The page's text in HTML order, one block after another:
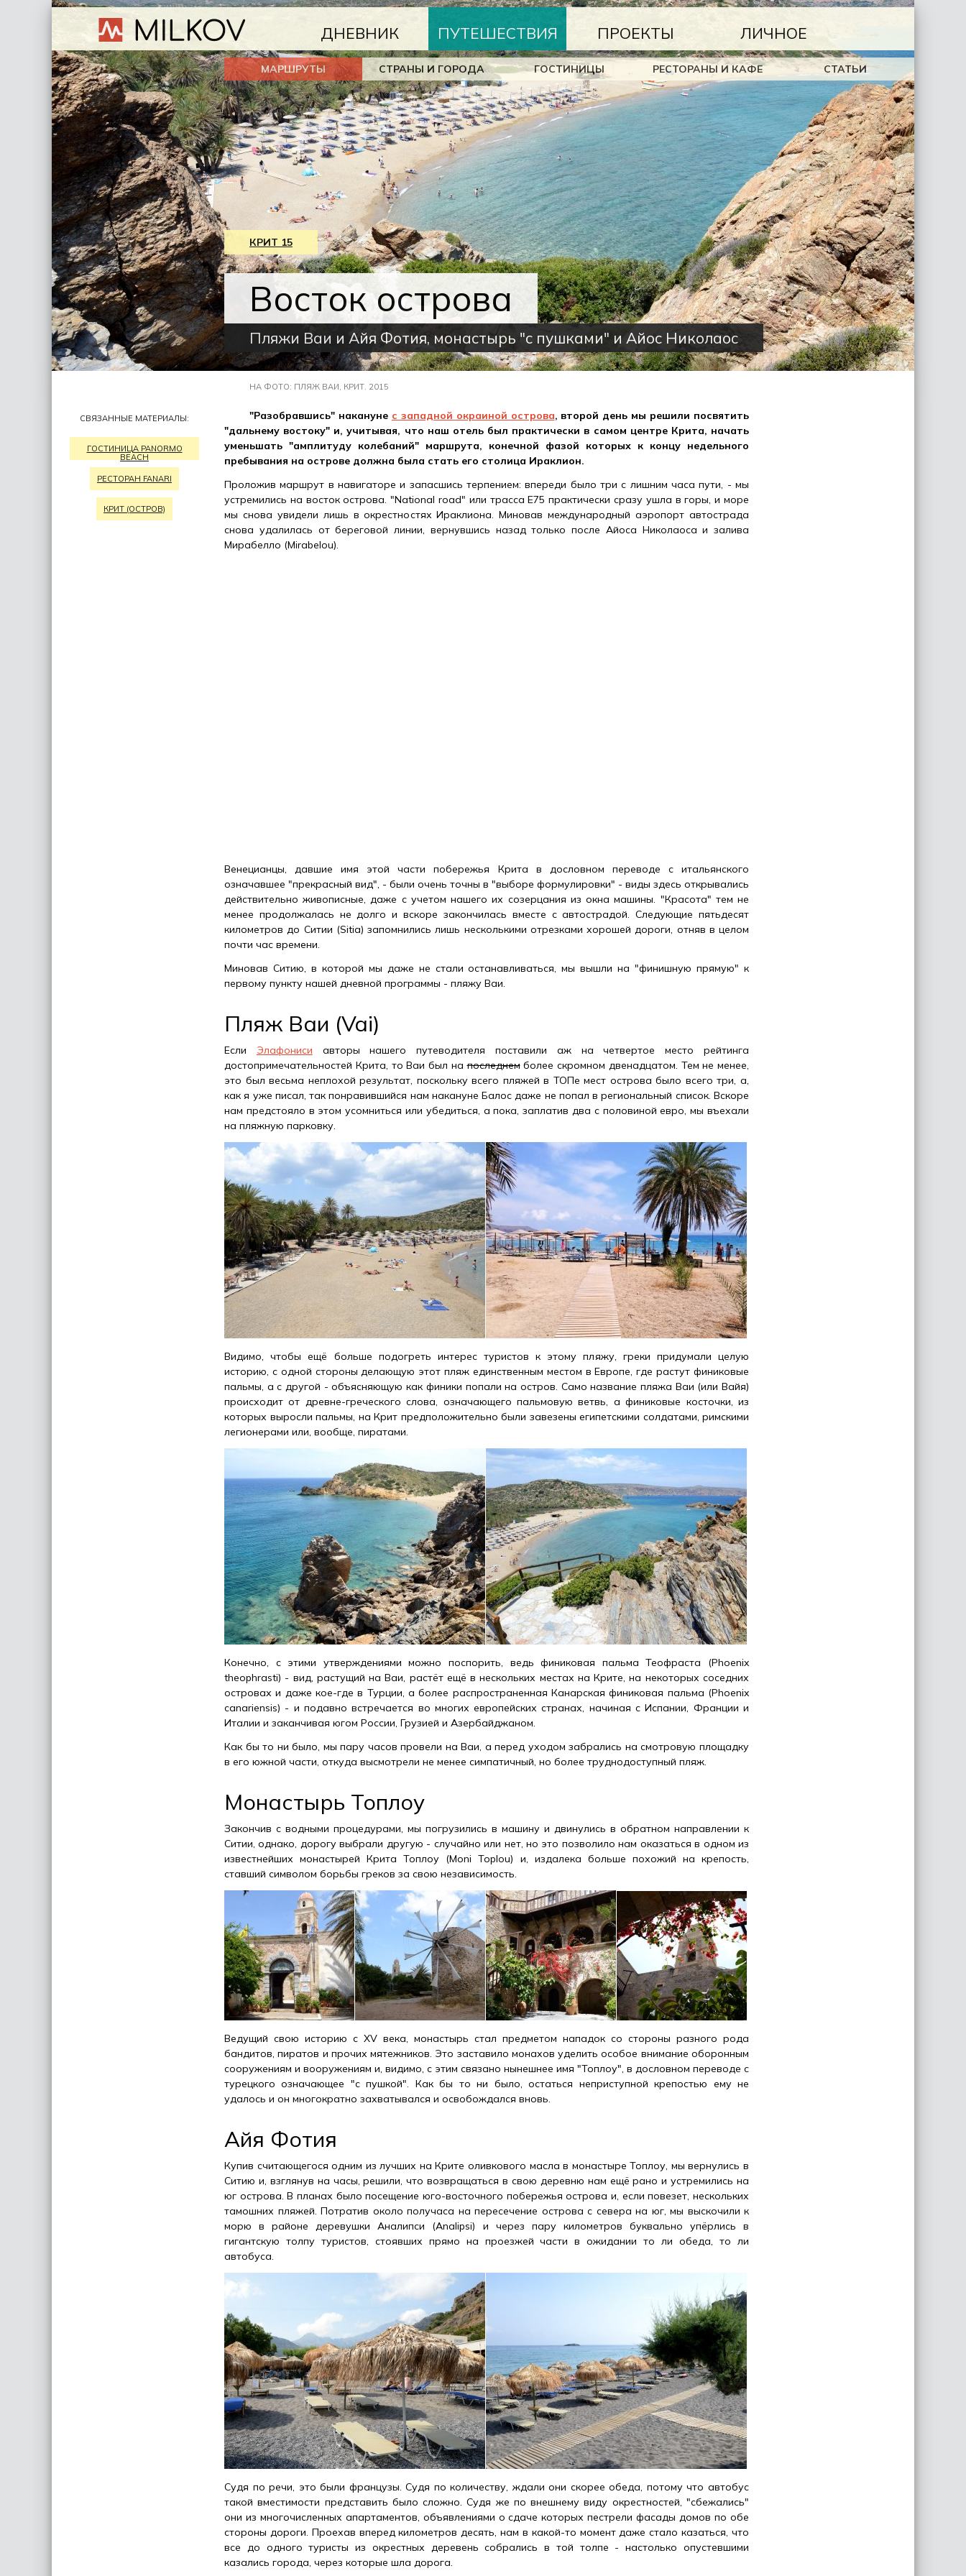
ДНЕВНИК ПУТЕШЕСТВИЯ
МАРШРУТЫ СТРАНЫ И ГОРОДА ГОСТИНИЦЫ РЕСТОРАНЫ И КАФЕ СТАТЬИ
ПРОЕКТЫ ЛИЧНОЕ
КРИТ 15
Восток острова
Пляжи Ваи и Айя Фотия, монастырь "с пушками" и Айос Николаос
НА ФОТО: ПЛЯЖ ВАИ, КРИТ. 2015
СВЯЗАННЫЕ МАТЕРИАЛЫ:
ГОСТИНИЦА PANORMO
BEACH
РЕСТОРАН FANARI
КРИТ (ОСТРОВ)
"Разобравшись" накануне с западной окраиной острова, второй день мы решили посвятить
"дальнему востоку" и, учитывая, что наш отель был практически в самом центре Крита, начать
уменьшать "амплитуду колебаний" маршрута, конечной фазой которых к концу недельного
пребывания на острове должна была стать его столица Ираклион.
Проложив маршрут в навигаторе и запасшись терпением: впереди было три с лишним часа пути, - мы
устремились на восток острова. "National road" или трасса E75 практически сразу ушла в горы, и море
мы снова увидели лишь в окрестностях Ираклиона. Миновав международный аэропорт автострада
снова удалилась от береговой линии, вернувшись назад только после Айоса Николаоса и залива
Мирабелло (Mirabelou).
Венецианцы, давшие имя этой части побережья Крита в дословном переводе с итальянского
означавшее "прекрасный вид", - были очень точны в "выборе формулировки" - виды здесь открывались
действительно живописные, даже с учетом нашего их созерцания из окна машины. "Красота" тем не
менее продолжалась не долго и вскоре закончилась вместе с автострадой. Следующие пятьдесят
километров до Ситии (Sitia) запомнились лишь несколькими отрезками хорошей дороги, отняв в целом
почти час времени.
Миновав Ситию, в которой мы даже не стали останавливаться, мы вышли на "финишную прямую" к
первому пункту нашей дневной программы - пляжу Ваи.
Пляж Ваи (Vai)
Если Элафониси авторы нашего путеводителя поставили аж на четвертое место рейтинга
достопримечательностей Крита, то Ваи был напоследнемболее скромном двенадцатом. Тем не менее,
это был весьма неплохой результат, поскольку всего пляжей в ТОПе мест острова было всего три, а,
как я уже писал, так понравившийся нам накануне Балос даже не попал в региональный список. Вскоре
нам предстояло в этом усомниться или убедиться, а пока, заплатив два с половиной евро, мы въехали
на пляжную парковку.
Видимо, чтобы ещё больше подогреть интерес туристов к этому пляжу, греки придумали целую
историю, с одной стороны делающую этот пляж единственным местом в Европе, где растут финиковые
пальмы, а с другой - объясняющую как финики попали на остров. Само название пляжа Ваи (или Вайя)
происходит от древне-греческого слова, означающего пальмовую ветвь, а финиковые косточки, из
которых выросли пальмы, на Крит предположительно были завезены египетскими солдатами, римскими
легионерами или, вообще, пиратами.
Конечно, с этими утверждениями можно поспорить, ведь финиковая пальма Теофраста (Phoenix
theophrasti) - вид, растущий на Ваи, растёт ещё в нескольких местах на Крите, на некоторых соседних
островах и даже кое-где в Турции, а более распространенная Канарская финиковая пальма (Phoenix
canariensis) - и подавно встречается во многих европейских странах, начиная с Испании, Франции и
Италии и заканчивая югом России, Грузией и Азербайджаном.
Как бы то ни было, мы пару часов провели на Ваи, а перед уходом забрались на смотровую площадку
в его южной части, откуда высмотрели не менее симпатичный, но более труднодоступный пляж.
Монастырь Топлоу
Закончив с водными процедурами, мы погрузились в машину и двинулись в обратном направлении к
Ситии, однако, дорогу выбрали другую - случайно или нет, но это позволило нам оказаться в одном из
известнейших монастырей Крита Топлоу (Moni Toplou) и, издалека больше похожий на крепость,
ставший символом борьбы греков за свою независимость.
Ведущий свою историю с XV века, монастырь стал предметом нападок со стороны разного рода
бандитов, пиратов и прочих мятежников. Это заставило монахов уделить особое внимание оборонным
сооружениям и вооружениям и, видимо, с этим связано нынешнее имя "Топлоу", в дословном переводе с
турецкого означающее "с пушкой". Как бы то ни было, остаться неприступной крепостью ему не
удалось и он многократно захватывался и освобождался вновь.
Айя Фотия
Купив считающегося одним из лучших на Крите оливкового масла в монастыре Топлоу, мы вернулись в
Ситию и, взглянув на часы, решили, что возвращаться в свою деревню нам ещё рано и устремились на
юг острова. В планах было посещение юго-восточного побережья острова и, если повезет, нескольких
тамошних пляжей. Потратив около получаса на пересечение острова с севера на юг, мы выскочили к
морю в районе деревушки Аналипси (Analipsi) и через пару километров буквально упёрлись в
гигантскую толпу туристов, стоявших прямо на проезжей части в ожидании то ли обеда, то ли
автобуса.
Судя по речи, это были французы. Судя по количеству, ждали они скорее обеда, потому что автобус
такой вместимости представить было сложно. Судя же по внешнему виду окрестностей, "сбежались"
они из многочисленных апартаментов, объявлениями о сдаче которых пестрели фасады домов по обе
стороны дороги. Проехав вперед километров десять, нам в какой-то момент даже стало казаться, что
все до одного туристы из окрестных деревень собрались в той толпе - настолько опустевшими
казались города, через которые шла дорога.